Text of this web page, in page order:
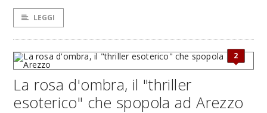
LEGGI
2
La rosa d'ombra, il "thriller
esoterico" che spopola ad Arezzo